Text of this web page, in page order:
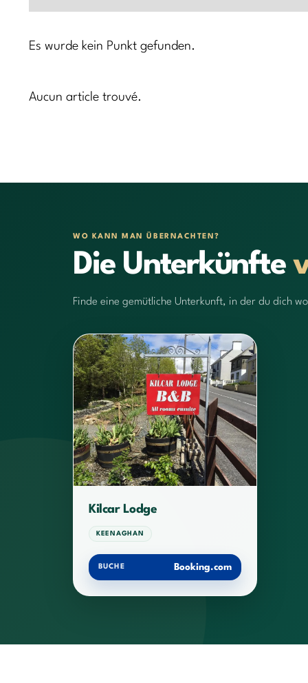
Es wurde kein Punkt gefunden.
Aucun article trouvé.
WO KANN MAN ÜBERNACHTEN?
Die Unterkünfte
Finde eine gemütliche Unterkunft, in der du dich
Kilcar Lodge
KEENAGHAN
BUCHE Booking.com